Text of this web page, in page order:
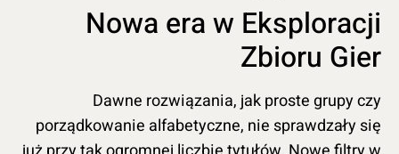
Nowa era w Eksploracji
Zbioru Gier
Dawne rozwiązania, jak proste grupy czy
porządkowanie alfabetyczne, nie sprawdzały się